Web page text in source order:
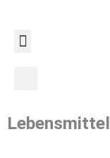
springen
Lebensmittel